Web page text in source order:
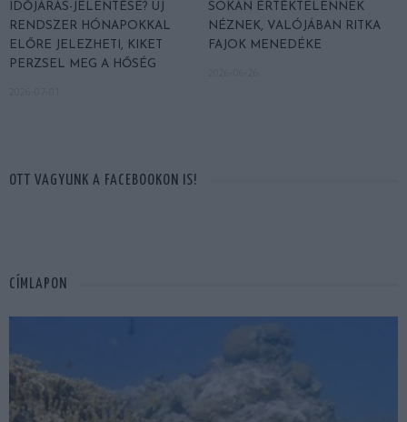
IDŐJÁRÁS-JELENTÉSE? ÚJ
RENDSZER HÓNAPOKKAL
ELŐRE JELEZHETI, KIKET
PERZSEL MEG A HŐSÉG
SOKAN ÉRTÉKTELENNEK
NÉZNEK, VALÓJÁBAN RITKA
FAJOK MENEDÉKE
OTT VAGYUNK A FACEBOOKON IS!
CÍMLAPON